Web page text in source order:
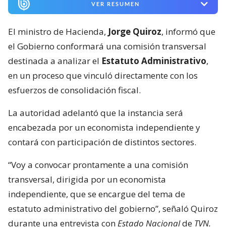
VER RESUMEN
El ministro de Hacienda, Jorge Quiroz, informó que
el Gobierno conformará una comisión transversal
destinada a analizar el Estatuto Administrativo,
en un proceso que vinculó directamente con los
esfuerzos de consolidación fiscal.
La autoridad adelantó que la instancia será
encabezada por un economista independiente y
contará con participación de distintos sectores.
“Voy a convocar prontamente a una comisión
transversal, dirigida por un economista
independiente, que se encargue del tema de
estatuto administrativo del gobierno”, señaló Quiroz
durante una entrevista conEstado Nacionalde TVN.